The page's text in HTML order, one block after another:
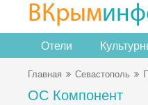
ВКрым
Отели
Главная Севастополь
ОС Компонент